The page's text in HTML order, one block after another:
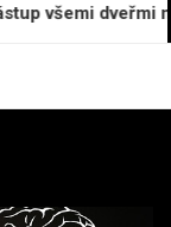
všemi dveřmi na